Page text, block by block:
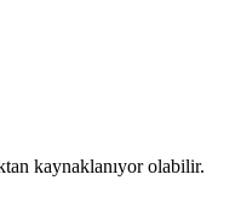
kaynaklanıyor olabilir.